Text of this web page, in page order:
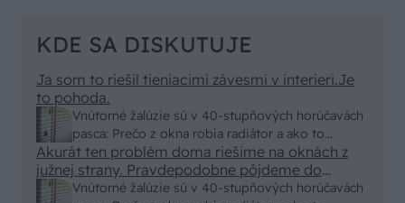
KDE SA DISKUTUJE
Vnútorné žalúzie sú v 40-stupňových horúčavách
pasca: Prečo z okna robia radiátor a ako to
vyriešiť za pár eur?
Ja som to riešil tieniacimi závesmi v interieri.Je
to pohoda.
Vnútorné žalúzie sú v 40-stupňových horúčavách
Akurát ten problém doma riešime na oknách z
južnej strany. Pravdepodobne pôjdeme do
vonkajšieho tienenia na spôsob markízy